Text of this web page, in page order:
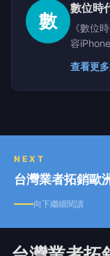
數
數位
《數位
容
串連線
社群時代
查看更
NEXT
台灣業者拓銷歐
向下繼續閱讀